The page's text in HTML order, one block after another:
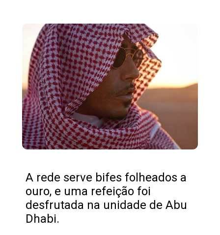
A rede serve bifes folheados a
ouro, e uma refeição foi
desfrutada na unidade de Abu
Dhabi.